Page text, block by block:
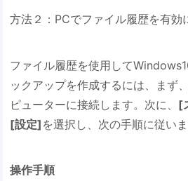
方法２：PCでファイル履歴を有効
ファイル履歴を使用して
ックアップを作成するには、まず
ピューターに接続します。次に、 [
[設定] を選択し、次の手順に従いま
操作手順